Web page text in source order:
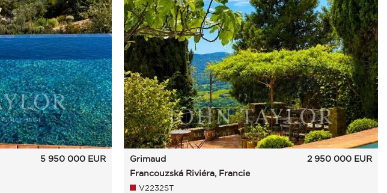
5 950 000 EUR
Grimaud
Francouzská Riviéra, Francie
2 950 000 EUR
V2232ST